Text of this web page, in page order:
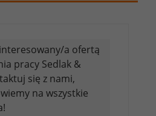
2023/970 -
a ofertą
pracy Sedlak &
się z nami,
na wszystkie